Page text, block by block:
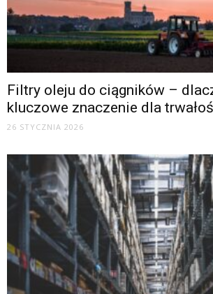
Filtry oleju do ciągników –
kluczowe znaczenie dla
26 STYCZNIA 2026